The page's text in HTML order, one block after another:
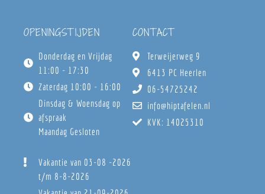
OPENINGSTIJDEN
Donderdag en Vrijdag
11:00 - 17:30
Zaterdag 10:00 - 16:00
Dinsdag & Woensdag op
afspraak
Maandag Gesloten
Vakantie van 03-08 -2026
t/m 8-8-2026
CONTACT
Terweijerweg 9
6413 PC Heerlen
06-54725242
info@hiptafelen.nl
KVK: 14025310